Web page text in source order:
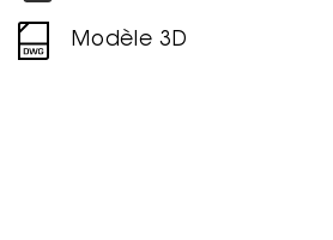
Modèle 3D